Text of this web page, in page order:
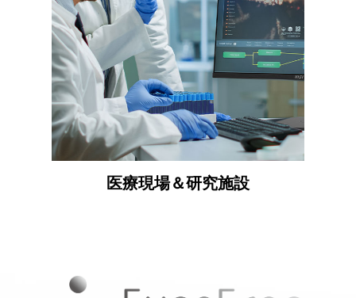
医療現場＆研究施設